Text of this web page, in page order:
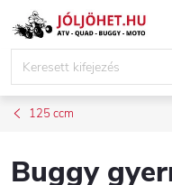
Ugrás
125 ccm
Buggy